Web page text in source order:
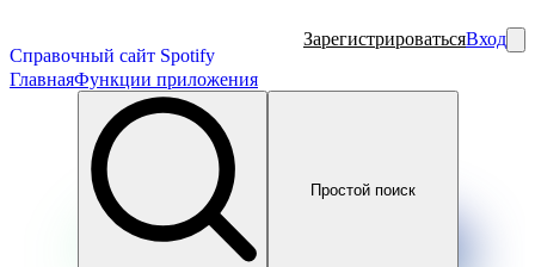
Справочный сайт Spotify
ЗарегистрироватьсяВход
ГлавнаяФункции приложения
Простой поиск